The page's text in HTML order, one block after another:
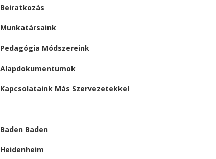
Beiratkozás
Munkatársaink
Pedagógia Módszereink
Alapdokumentumok
Kapcsolataink Más Szervezetekkel
Baden Baden
Heidenheim